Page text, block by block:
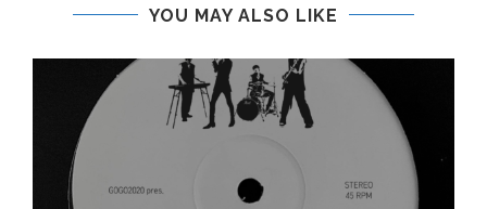
YOU MAY ALSO LIKE